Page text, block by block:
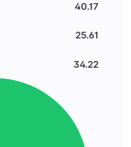
40.17
25.61
34.22